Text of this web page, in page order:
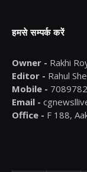
हमसे सम्पर्क करें
Owner - Rakhi
Editor - Rahul
Mobile -
Email -
Office - F 188,